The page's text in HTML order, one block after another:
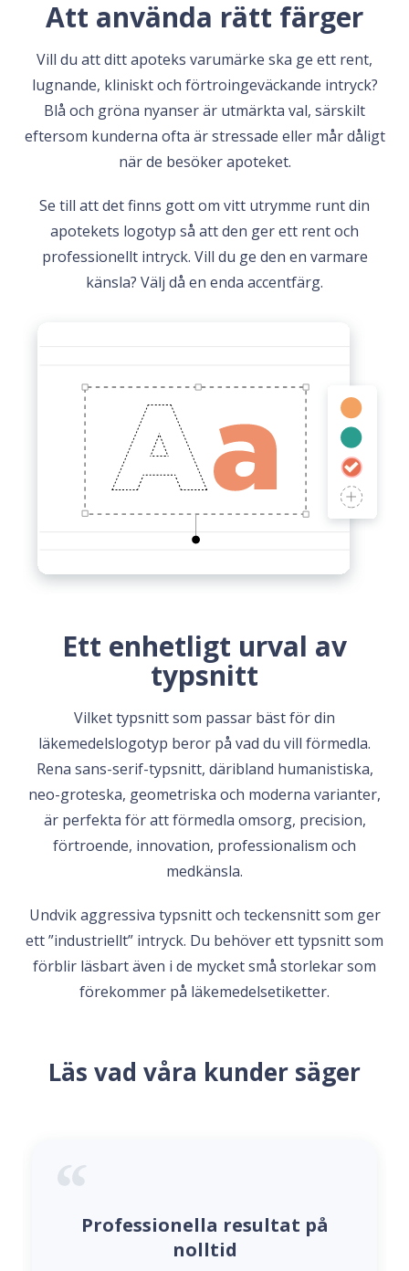
Att använda rätt färger
Vill du att ditt apoteks varumärke ska ge ett rent,
lugnande, kliniskt och förtroingeväckande intryck?
Blå och gröna nyanser är utmärkta val, särskilt
eftersom kunderna ofta är stressade eller mår dåligt
när de besöker apoteket.
Se till att det finns gott om vitt utrymme runt din
apotekets logotyp så att den ger ett rent och
professionellt intryck. Vill du ge den en varmare
känsla? Välj då en enda accentfärg.
Ett enhetligt urval av
typsnitt
Vilket typsnitt som passar bäst för din
läkemedelslogotyp beror på vad du vill förmedla.
Rena sans-serif-typsnitt, däribland humanistiska,
neo-groteska, geometriska och moderna varianter,
är perfekta för att förmedla omsorg, precision,
förtroende, innovation, professionalism och
medkänsla.
Undvik aggressiva typsnitt och teckensnitt som ger
ett ”industriellt” intryck. Du behöver ett typsnitt som
förblir läsbart även i de mycket små storlekar som
förekommer på läkemedelsetiketter.
Läs vad våra kunder säger
Professionella resultat på
nolltid